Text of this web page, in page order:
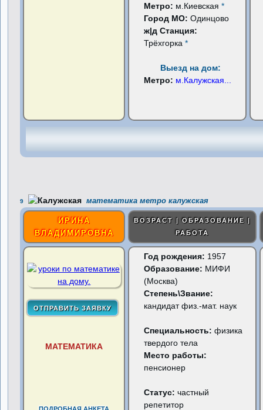
Метро: м.Киевская*
Город МО:Одинцово
ж|д Станция:
Трёхгорка*
Выезд на дом:
Метро: м.Калужская
9 математика метро калужская
ИРИНА
ВЛАДИМИРОВНА
ВОЗРАСТ | ОБРАЗОВАНИЕ |
РАБОТА
МАТЕМАТИКА
Год рождения: 1957
Образование: МИФИ
(Москва)
Степень\Звание:
кандидат физ.-мат. наук
Специальность: физика
твердого тела
Место работы:
пенсионер
Статус:частный
репетитор